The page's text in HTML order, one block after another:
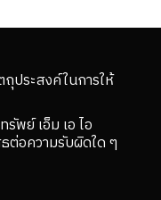
ประสงค์ในการให้
พย์ เอ็ม เอ ไอ
ต่อความรับผิดใด ๆ